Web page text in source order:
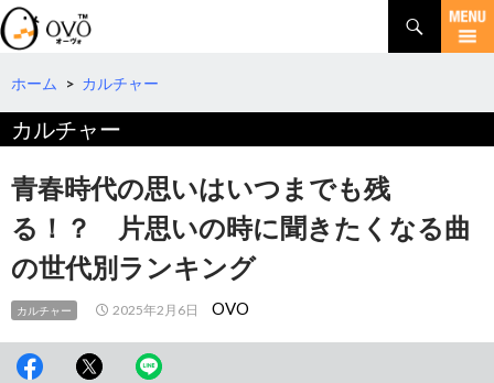
検
索
コ
テ
ツ
へ
移
ホーム > カルチャー
カルチャー
青春時代の思いはいつまでも残
る！？ 片思いの時に聞きたくなる曲
の世代別ランキング
カルチャー 2025年2月6日 OVO